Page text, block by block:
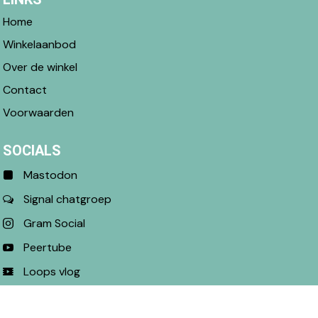
Home
Winkelaanbod
Over de winkel
Contact
Voorwaarden
SOCIALS
Mastodon
Signal chatgroep
Gram Social
Peertube
Loops vlog